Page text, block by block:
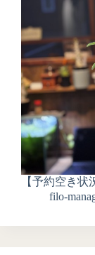
【予約空き
filo-